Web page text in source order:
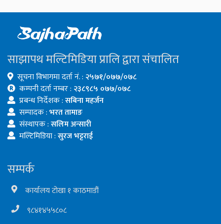
साझापथ मल्टिमिडिया प्रालि द्वारा संचालित
सूचना विभागमा दर्ता नं. : २५७१/०७७/०७८
कम्पनी दर्ता नम्बर : २३८९८५ ०७७/०७८
प्रबन्ध निर्देशक :सबिना महर्जन
सम्पादक :भरत तामाङ
संस्थापक :सलिम अन्सारी
मल्टिमिडिया :सुरज भट्टराई
सम्पर्क
कार्यालय टोखा १ काठमाडौं
९८४१४५५८०८